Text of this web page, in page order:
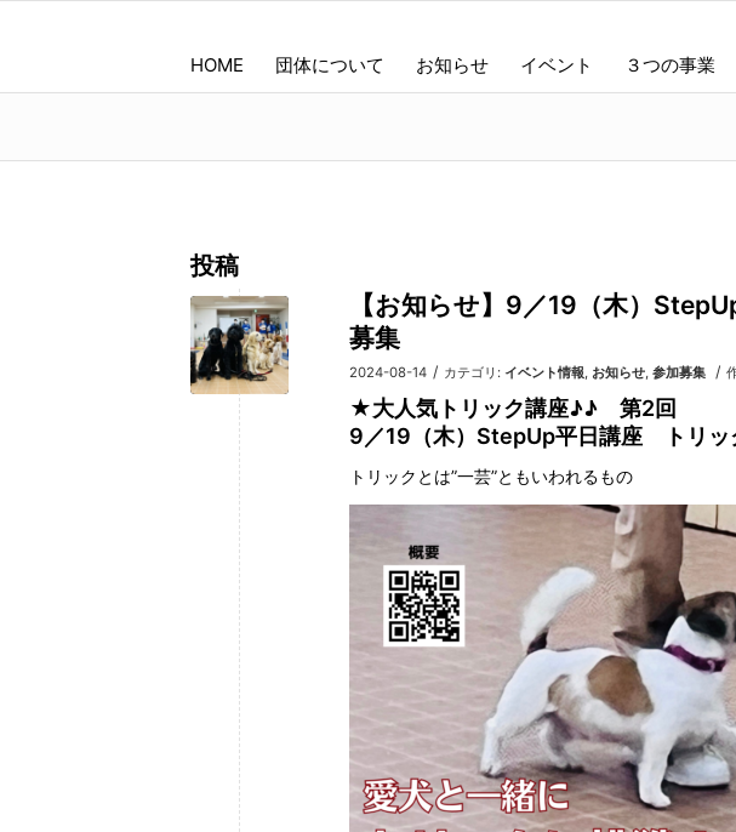
HOME 団体について お知らせ イベント ３つの事業
投稿
【お知らせ】9／19（木）
募集
2024-08-14 / カテゴリ: イベント情報, お知らせ, 参加募集 /
★大人気トリック講座♪♪ 第2回
9／19（木）StepUp平日講座 トリ
トリックとは”一芸”ともいわれるもの